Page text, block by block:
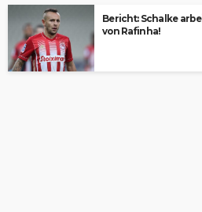
Bericht: Schalke
von Rafinha!